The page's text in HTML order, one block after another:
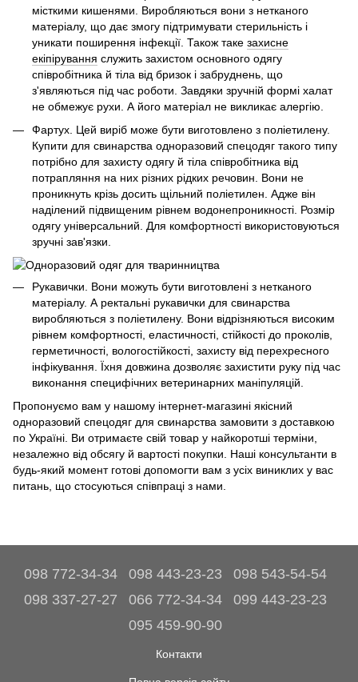
місткими кишенями. Виробляються вони з нетканого
матеріалу, що дає змогу підтримувати стерильність і
уникати поширення інфекції. Також таке захисне
екіпірування служить захистом основного одягу
співробітника й тіла від бризок і забруднень, що
з'являються під час роботи. Завдяки зручній формі халат
не обмежує рухи. А його матеріал не викликає алергію.
Фартух. Цей виріб може бути виготовлено з поліетилену.
Купити для свинарства одноразовий спецодяг такого типу
потрібно для захисту одягу й тіла співробітника від
потрапляння на них різних рідких речовин. Вони не
проникнуть крізь досить щільний поліетилен. Адже він
наділений підвищеним рівнем водонепроникності. Розмір
одягу універсальний. Для комфортності використовуються
зручні зав'язки.
Рукавички. Вони можуть бути виготовлені з нетканого
матеріалу. А ректальні рукавички для свинарства
виробляються з поліетилену. Вони відрізняються високим
рівнем комфортності, еластичності, стійкості до проколів,
герметичності, вологостійкості, захисту від перехресного
інфікування. Їхня довжина дозволяє захистити руку під час
виконання специфічних ветеринарних маніпуляцій.
Пропонуємо вам у нашому інтернет-магазині якісний
одноразовий спецодяг для свинарства замовити з доставкою
по Україні. Ви отримаєте свій товар у найкоротші терміни,
незалежно від обсягу й вартості покупки. Наші консультанти в
будь-який момент готові допомогти вам з усіх виниклих у вас
питань, що стосуються співпраці з нами.
098 772-34-34 098 443-23-23
098 543-54-54
098 337-27-27
066 772-34-34
099 443-23-23
095 459-90-90
Контакти